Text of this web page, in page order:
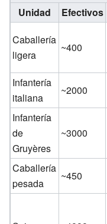
Unidad
Efectivos
Caballería
ligera
~400
Infantería
italiana
~2000
Infantería
de
Gruyères
~3000
Caballería
pesada
~450